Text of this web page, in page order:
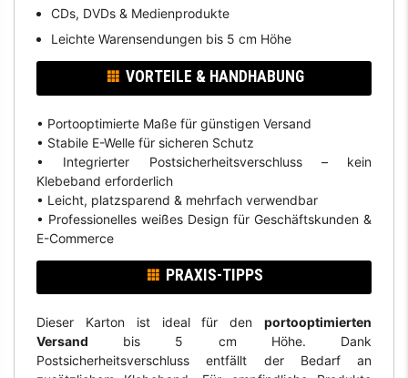
CDs, DVDs & Medienprodukte
Leichte Warensendungen bis 5 cm Höhe
VORTEILE & HANDHABUNG
• Portooptimierte Maße für günstigen Versand
• Stabile E-Welle für sicheren Schutz
• Integrierter Postsicherheitsverschluss – kein
Klebeband erforderlich
• Leicht, platzsparend & mehrfach verwendbar
• Professionelles weißes Design für Geschäftskunden &
E-Commerce
PRAXIS-TIPPS
Dieser Karton ist ideal für denportooptimierten
Versand bis 5 cm Höhe. Dank
Postsicherheitsverschluss entfällt der Bedarf an